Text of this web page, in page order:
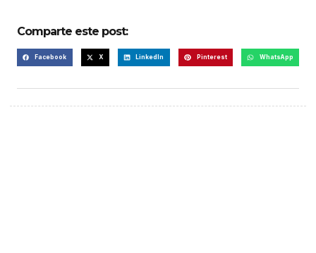
Comparte este post:
Facebook X LinkedIn Pinterest WhatsApp